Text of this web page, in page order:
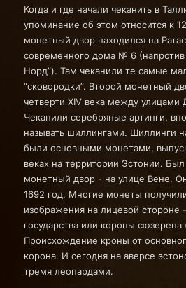
Когда и где начали чеканить в
упоминание об этом относится к
монетный двор находился на
современного дома № 6 (напротив
Норд”). Там чеканили те самые
“сковородки”. Второй монетный
четверти ХIV века между улицами
Чеканили серебряные артинги,
называть шиллингами. Шиллинги
были основными монетами,
веках на территории Эстонии.
монетный двор - на улице Вене.
1692 год. Многие монеты
изображения на лицевой стороне
государства или короны сюзерена
Происхождение кроны от
корона. И сегодня на аверсе
тремя леопардами.